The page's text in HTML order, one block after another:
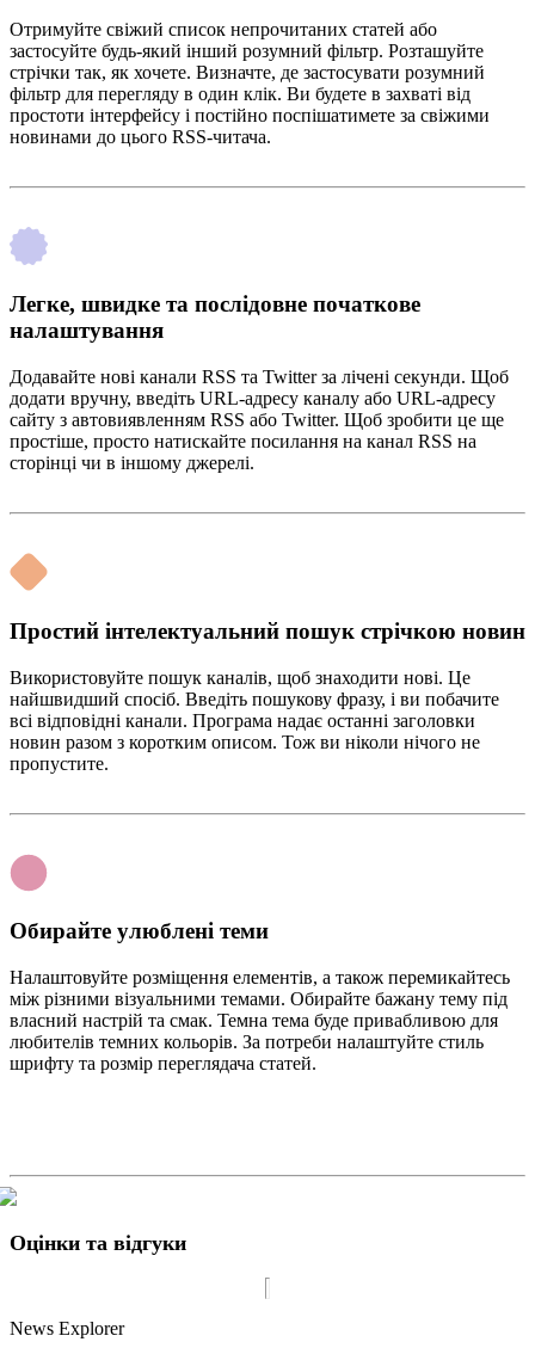
Отримуйте свіжий список непрочитаних статей або
застосуйте будь-який інший розумний фільтр. Розташуйте
стрічки так, як хочете. Визначте, де застосувати розумний
фільтр для перегляду в один клік. Ви будете в захваті від
простоти інтерфейсу і постійно поспішатимете за свіжими
новинами до цього RSS-читача.
Легке, швидке та послідовне початкове
налаштування
Додавайте нові канали RSS та Twitter за лічені секунди. Щоб
додати вручну, введіть URL-адресу каналу або URL-адресу
сайту з автовиявленням RSS або Twitter. Щоб зробити це ще
простіше, просто натискайте посилання на канал RSS на
сторінці чи в іншому джерелі.
Простий інтелектуальний пошук стрічкою новин
Використовуйте пошук каналів, щоб знаходити нові. Це
найшвидший спосіб. Введіть пошукову фразу, і ви побачите
всі відповідні канали. Програма надає останні заголовки
новин разом з коротким описом. Тож ви ніколи нічого не
пропустите.
Обирайте улюблені теми
Налаштовуйте розміщення елементів, а також перемикайтесь
між різними візуальними темами. Обирайте бажану тему під
власний настрій та смак. Темна тема буде привабливою для
любителів темних кольорів. За потреби налаштуйте стиль
шрифту та розмір переглядача статей.
Оцінки та відгуки
News Explorer